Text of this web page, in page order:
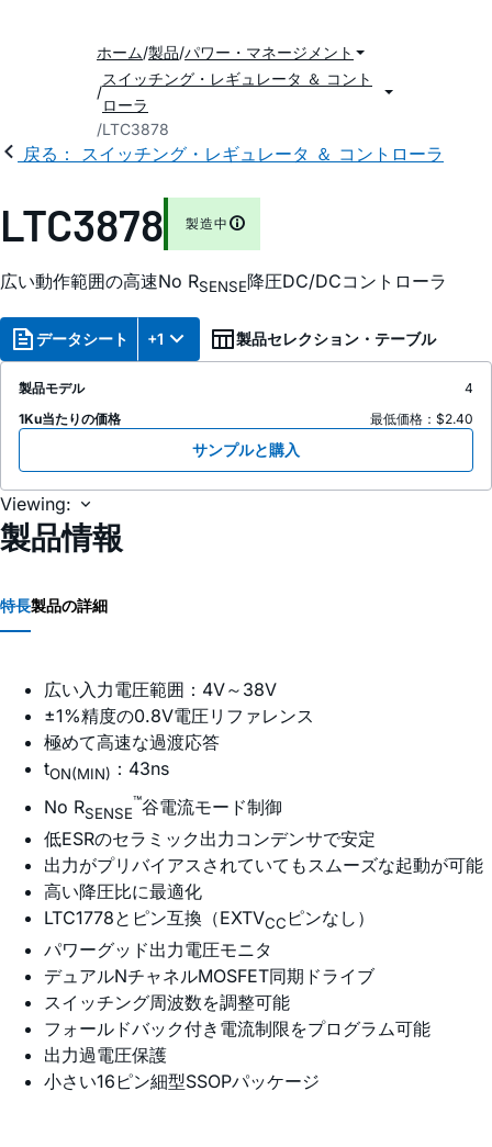
ホーム 製品 パワー・マネージメント
スイッチング・レギュレータ ＆ コント
ローラ
LTC3878
戻る： スイッチング・レギュレータ ＆ コントローラ
LTC3878 製造中
広い動作範囲の高速No RSENSE降圧DC/DCコントローラ
データシート +1 製品セレクション・テーブル
製品モデル
4
1Ku当たりの価格
最低価格：$2.40
サンプルと購入
Viewing:
製品情報
特長製品の詳細
広い入力電圧範囲：4V～38V
±1%精度の0.8V電圧リファレンス
極めて高速な過渡応答
tON(MIN) ：43ns
No RSENSE
™谷電流モード制御
低ESRのセラミック出力コンデンサで安定
出力がプリバイアスされていてもスムーズな起動が可能
高い降圧比に最適化
LTC1778とピン互換（EXTVCC ピンなし）
パワーグッド出力電圧モニタ
デュアルNチャネルMOSFET同期ドライブ
スイッチング周波数を調整可能
フォールドバック付き電流制限をプログラム可能
出力過電圧保護
小さい16ピン細型SSOPパッケージ